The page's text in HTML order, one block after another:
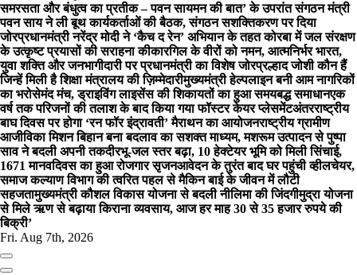
समरसता और बंधुत्व का प्रतीक – पवन सायमन की बात’ के उपरांत संगठन मंत्री
पवन साय ने ली बूथ कार्यकर्ताओं की बैठक, संगठन सशक्तिकरण पर दिया
जोरप्रधानमंत्री नरेंद्र मोदी ने ‘कैच द रेन’ अभियान के तहत कोरबा में जल संरक्षण
के उत्कृष्ट प्रयासों की सराहना कीकारगिल के वीरों को नमन, आत्मनिर्भर भारत,
युवा शक्ति और जनभागीदारी पर प्रधानमंत्री का विशेष जोरप्रल्हाद जोशी कौन हैं
जिन्हें मिली है शिक्षा मंत्रालय की ज़िम्मेदारीमुख्यमंत्री हेल्पलाइन बनी आम नागरिकों
का भरोसेमंद मंच, ड्राइविंग लाइसेंस की शिकायतों का हुआ समयबद्ध समाधानएक
वर्ष तक परिजनों की तलाश के बाद किया गया फॉस्टर केयर प्लेसमेंटअंतरराष्ट्रीय
बाघ दिवस पर होगा ‘रन फॉर इंद्रावती’ मैराथन का आयोजनराष्ट्रीय ग्रामीण
आजीविका मिशन बिहान बना बदलाव का सशक्त माध्यम, मशरूम उत्पादन से पुष्पा
साव ने बदली अपनी तकदीरभू-जल स्तर बढ़ा, 10 हेक्टेयर भूमि को मिली सिंचाई,
1671 मानवदिवस का हुआ रोजगार सृजनआवेदन के तुरंत बाद घर पहुंची व्हीलचेयर,
समाज कल्याण विभाग की त्वरित पहल से मैकिन बाई के जीवन में लौटी
सहजतामुख्यमंत्री कौशल विकास योजना से बदली नीलिमा की जिंदगीमुद्रा योजना
से मिले ऋण से बढ़ाया किराना व्यवसाय, आज हर माह 30 से 35 हजार रुपये की
बिक्री’
Fri. Aug 7th, 2026